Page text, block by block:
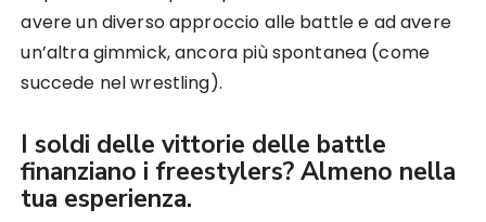
avere un diverso approccio alle battle e ad avere
un’altra gimmick, ancora più spontanea (come
succede nel wrestling).
I soldi delle vittorie delle battle
finanziano i freestylers? Almeno nella
tua esperienza.